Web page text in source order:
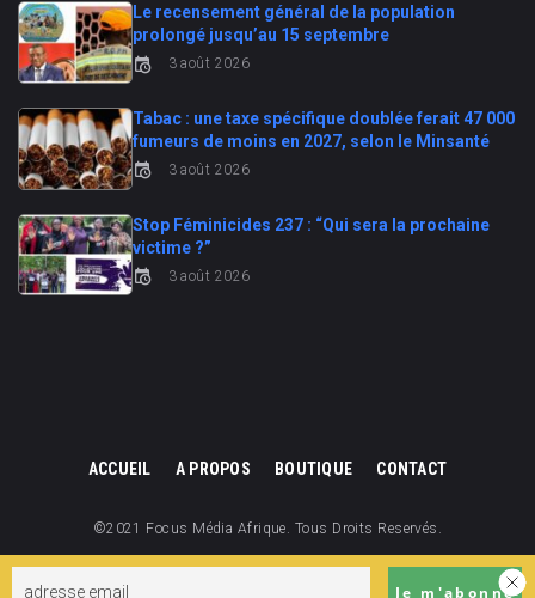
Le recensement général de la population
prolongé jusqu’au 15 septembre
3 août 2026
Tabac : une taxe spécifique doublée ferait 47 000
fumeurs de moins en 2027, selon le Minsanté
3 août 2026
Stop Féminicides 237 : “Qui sera la prochaine
victime ?”
3 août 2026
ACCUEIL A PROPOS BOUTIQUE CONTACT
©2021 Focus Média Afrique. Tous Droits Reservés.
Focus Média Afrique est une division de Focus Cameroun.